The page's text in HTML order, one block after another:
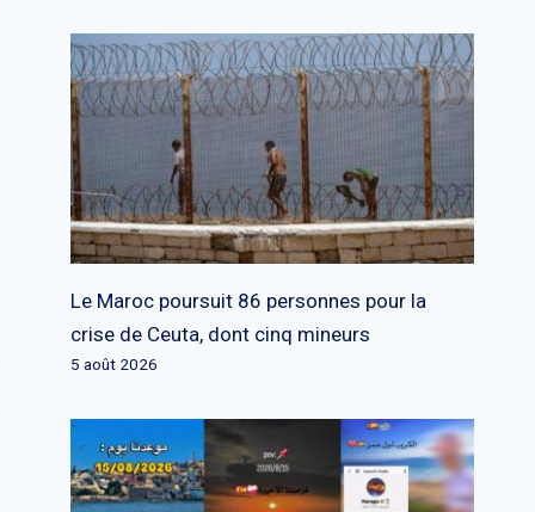
Le Maroc poursuit 86 personnes pour la
crise de Ceuta, dont cinq mineurs
5 août 2026